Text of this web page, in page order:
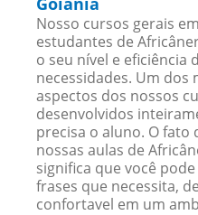
Nosso cursos gerais
estudantes de
o seu nível e eficiência
necessidades. Um dos
aspectos dos nossos
desenvolvidos
precisa o aluno. O fato
nossas aulas de
significa que você
frases que necessita,
confortavel em um